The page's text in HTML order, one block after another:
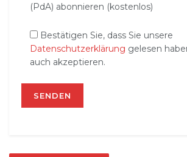
(PdA) abonnieren (kostenlos)
Bestätigen Sie, dass Sie unsere
Datenschutzerklärung gelesen
auch akzeptieren.